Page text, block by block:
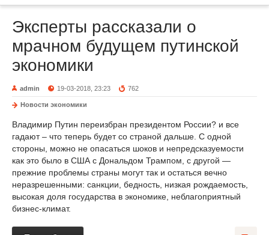
Эксперты рассказали о
мрачном будущем путинской
экономики
admin 19-03-2018, 23:23 762
Новости экономики
Владимир Путин переизбран президентом России? и все
гадают – что теперь будет со страной дальше. С одной
стороны, можно не опасаться шоков и непредсказуемости
как это было в США с Дональдом Трампом, с другой —
прежние проблемы страны могут так и остаться вечно
неразрешенными: санкции, бедность, низкая рождаемость,
высокая доля государства в экономике, неблагоприятный
бизнес-климат.